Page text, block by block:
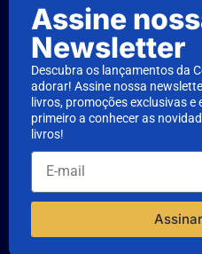
Assine
Newsletter
Descubra os lançamentos da
adorar! Assine nossa
livros, promoções exclusivas
primeiro a conhecer as
livros!